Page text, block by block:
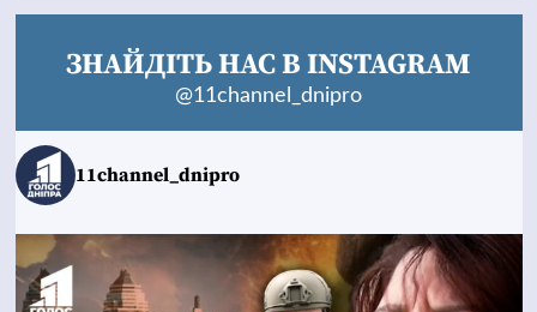
ЗНАЙДІТЬ НАС В INSTAGRAM
@11channel_dnipro
11channel_dnipro